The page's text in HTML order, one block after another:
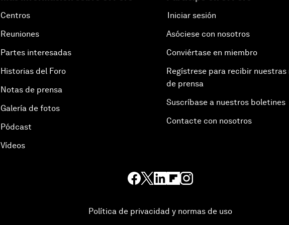
Centros
Reuniones
Partes interesadas
Historias del Foro
Notas de prensa
Galería de fotos
Pódcast
Vídeos
Iniciar sesión
Asóciese con nosotros
Conviértase en miembro
Regístrese para recibir nuestras
de prensa
Suscríbase a nuestros boletines
Contacte con nosotros
Política de privacidad y normas de uso